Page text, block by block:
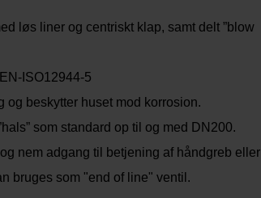
løs liner og centriskt klap, samt delt ”blow
ISO12944-5
og beskytter huset mod korrosion.
som standard op til og med DN200.
nem adgang til betjening af håndgreb eller
bruges som "end of line" ventil.